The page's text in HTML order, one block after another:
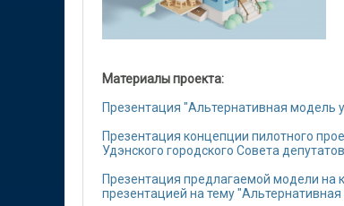
Материалы проекта:
Презентация "Альтернативная модель
Презентация концепции пилотного
Удэнского городского Совета депутатов
Презентация предлагаемой модели на
презентацией на тему